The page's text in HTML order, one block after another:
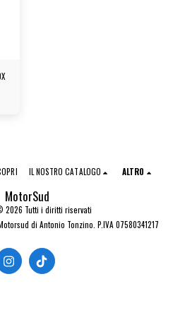
MotorSud
2026 Tutti i diritti riservati
di Antonio Tonzino. P.IVA 07580341217
IL NOSTRO CATALOGO ALTRO